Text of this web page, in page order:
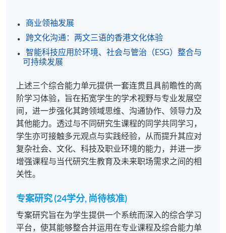
商业领袖发展
跨文化沟通：两文三语的香港文化体验
智能科技应用於环境、社会与管治（ESG）整合与
可持续发展
上述三个综合能力单元提供一套连贯且具前瞻性的高
阶学习体验，旨在拓宽学生的学术视野与专业发展空
间，进一步强化其跨领域思维、沟通协作、领导力及
其他能力。透过与不同研究生课程的同学共同学习，
学生亦可接触多元观点与实践经验，从而提升其应对
复杂社会、文化、科技及职业环境的能力，并进一步
增强课程与当代研究生教育及未来职场需求之间的相
关性。
专案研究 (24学分, 尚待核准)
专案研究旨在为学生提供一个系统而深入的综合学习
平台，使其能够整合并运用在专业课程及综合能力单